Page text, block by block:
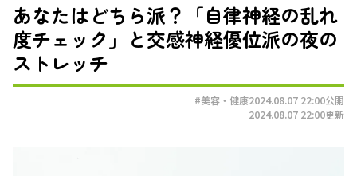
あなたはどちら派？「自律神経の乱れ
度チェック」と交感神経優位派の夜の
ストレッチ
#美容・健康2024.08.07 22:00公開
2024.08.07 22:00更新